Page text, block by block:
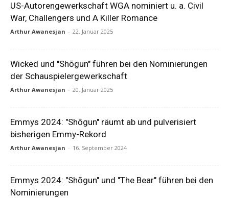
US-Autorengewerkschaft WGA nominiert u. a. Civil
War, Challengers und A Killer Romance
Arthur Awanesjan - 22. Januar 2025
Wicked und "Shōgun" führen bei den Nominierungen
der Schauspielergewerkschaft
Arthur Awanesjan - 20. Januar 2025
Emmys 2024: "Shōgun" räumt ab und pulverisiert
bisherigen Emmy-Rekord
Arthur Awanesjan - 16. September 2024
Emmys 2024: "Shōgun" und "The Bear" führen bei den
Nominierungen